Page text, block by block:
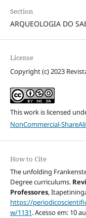
Section
ARQUEOLOGIA DO
License
Copyright (c) 2023
This work is licensed
NonCommercial-
How to Cite
The unfolding
Degree curriculums.
Professores,
https://
w/1131. Acesso em: 10